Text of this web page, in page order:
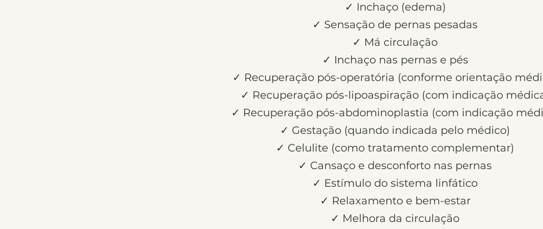
✓ Inchaço (edema)
✓ Sensação de pernas pesadas
✓ Má circulação
✓ Inchaço nas pernas e pés
✓ Recuperação pós-operatória (conforme orientação
✓ Recuperação pós-lipoaspiração (com indicação
✓ Recuperação pós-abdominoplastia (com indicação
✓ Gestação (quando indicada pelo médico)
✓ Celulite (como tratamento complementar)
✓ Cansaço e desconforto nas pernas
✓ Estímulo do sistema linfático
✓ Relaxamento e bem-estar
✓ Melhora da circulação